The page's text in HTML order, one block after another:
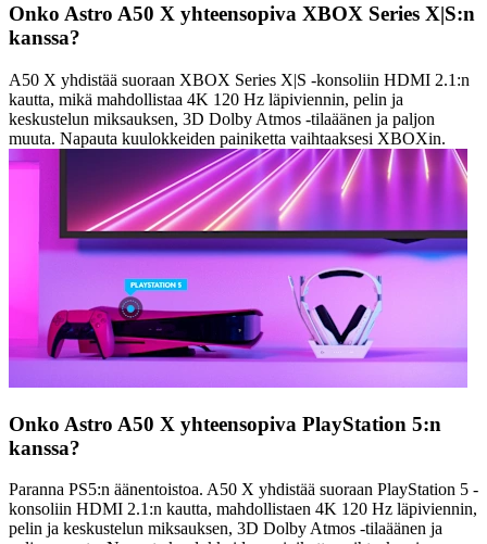
Onko Astro A50 X yhteensopiva XBOX Series X|S:n
kanssa?
A50 X yhdistää suoraan XBOX Series X|S -konsoliin HDMI 2.1:n
kautta, mikä mahdollistaa 4K 120 Hz läpiviennin, pelin ja
keskustelun miksauksen, 3D Dolby Atmos -tilaäänen ja paljon
muuta. Napauta kuulokkeiden painiketta vaihtaaksesi XBOXin.
Onko Astro A50 X yhteensopiva PlayStation 5:n
kanssa?
Paranna PS5:n äänentoistoa. A50 X yhdistää suoraan PlayStation 5 -
konsoliin HDMI 2.1:n kautta, mahdollistaen 4K 120 Hz läpiviennin,
pelin ja keskustelun miksauksen, 3D Dolby Atmos -tilaäänen ja